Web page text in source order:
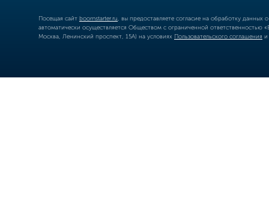
Посещая сайт boomstarter.ru , вы предоставляете согласие на обработку
автоматически осуществляется Обществом с ограниченной
Москва, Ленинский проспект, 15А) на условиях Пользовательского соглашения и